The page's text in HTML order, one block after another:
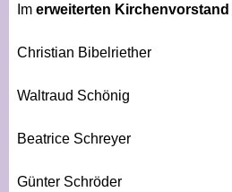
Im erweiterten Kirchenvorstand
Christian Bibelriether
Waltraud Schönig
Beatrice Schreyer
Günter Schröder